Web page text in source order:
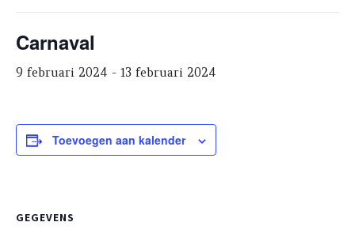
Carnaval
9 februari 2024 - 13 februari 2024
Toevoegen aan kalender
GEGEVENS